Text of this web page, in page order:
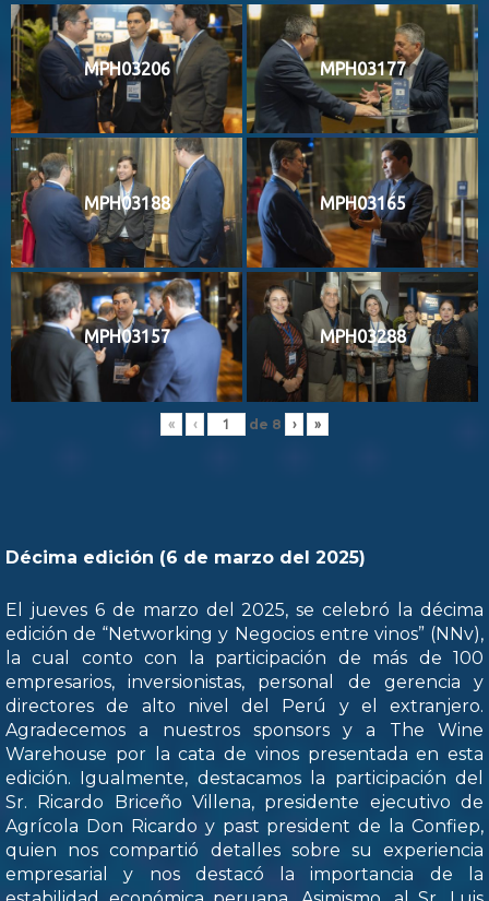
MPH03206 MPH03177
MPH03188 MPH03165
MPH03157 MPH03288
« ‹ de 8 › »
Décima edición (6 de marzo del 2025)
El jueves 6 de marzo del 2025, se celebró la décima
edición de “Networking y Negocios entre vinos” (NNv),
la cual conto con la participación de más de 100
empresarios, inversionistas, personal de gerencia y
directores de alto nivel del Perú y el extranjero.
Agradecemos a nuestros sponsors y a The Wine
Warehouse por la cata de vinos presentada en esta
edición. Igualmente, destacamos la participación del
Sr. Ricardo Briceño Villena, presidente ejecutivo de
Agrícola Don Ricardo y past president de la Confiep,
quien nos compartió detalles sobre su experiencia
empresarial y nos destacó la importancia de la